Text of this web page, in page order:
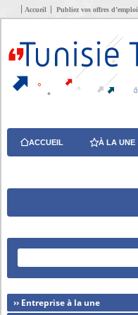
Accueil Publiez vos offres d’emploi
ACCUEIL À LA UNE
›› Entreprise à la une